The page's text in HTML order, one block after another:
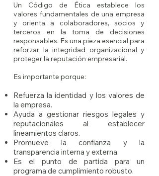
Un Código de Ética establece los
valores fundamentales de una empresa
y orienta a colaboradores, socios y
terceros en la toma de decisiones
responsables. Es una pieza esencial para
reforzar la integridad organizacional y
proteger la reputación empresarial.
Es importante porque:
Refuerza la identidad y los valores de
la empresa.
Ayuda a gestionar riesgos legales y
reputacionales al establecer
lineamientos claros.
Promueve la confianza y la
transparencia interna y externa.
Es el punto de partida para un
programa de cumplimiento robusto.